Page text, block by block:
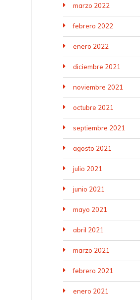
marzo 2022
febrero 2022
enero 2022
diciembre 2021
noviembre 2021
octubre 2021
septiembre 2021
agosto 2021
julio 2021
junio 2021
mayo 2021
abril 2021
marzo 2021
febrero 2021
enero 2021